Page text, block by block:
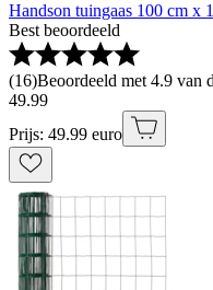
Handson tuingaas 100 cm x
Best beoordeeld
(16)Beoordeeld met 4.9 van
49.99
Prijs: 49.99 euro